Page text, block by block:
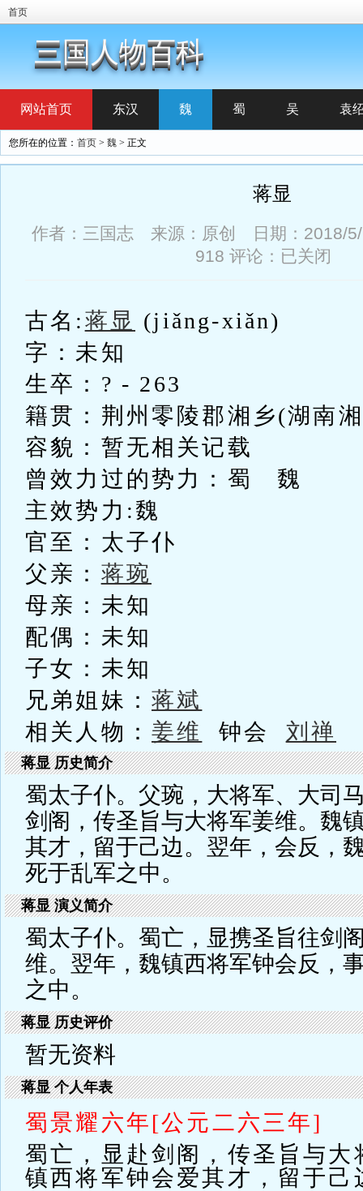
首页
三国人物百科
网站首页 东汉 魏 蜀 吴 袁
您所在的位置： 首页 > 魏 > 正文
蒋显
作者：三国志 来源：原创 日期：2018/
918 评论：已关闭
古名:蒋显 (jiǎng-xiǎn)
字：未知
生卒：? - 263
籍贯：荆州零陵郡湘乡(湖南
容貌：暂无相关记载
曾效力过的势力：蜀 魏
主效势力:魏
官至：太子仆
父亲： 蒋琬
母亲：未知
配偶：未知
子女：未知
兄弟姐妹： 蒋斌
相关人物： 姜维 钟会 刘禅
蒋显 历史简介
蜀太子仆。父琬，大将军、大司
剑阁，传圣旨与大将军姜维。魏
其才，留于己边。翌年，会反，
死于乱军之中。
蒋显 演义简介
蜀太子仆。蜀亡，显携圣旨往剑
维。翌年，魏镇西将军钟会反，
之中。
蒋显 历史评价
暂无资料
蒋显 个人年表
蜀景耀六年[公元二六三年]
蜀亡，显赴剑阁，传圣旨与大
镇西将军钟会爱其才，留于己